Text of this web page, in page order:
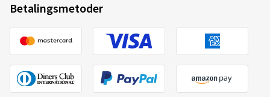
Betalingsmetoder